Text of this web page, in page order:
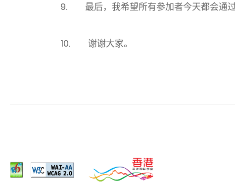
9. 最后，我希望所有参加者今天都会通过
10. 谢谢大家。